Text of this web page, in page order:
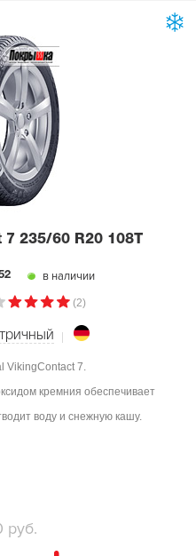
7 235/60 R20 108T
в наличии
(2)
7.
кремния обеспечивает
воду и снежную кашу.
руб.